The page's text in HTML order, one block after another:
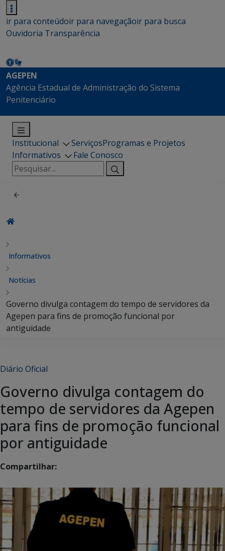
ir para conteúdoir para navegaçãoir para busca
Ouvidoria Transparência
AGEPEN
Agência Estadual de Administração do Sistema
Penitenciário
Institucional ServiçosProgramas e Projetos
Informativos
Fale Conosco
Pesquisar
por:
Informativos
Notícias
Governo divulga contagem do tempo de servidores da
Agepen para fins de promoção funcional por
antiguidade
Diário Oficial
Governo divulga contagem do
tempo de servidores da Agepen
para fins de promoção funcional
por antiguidade
Compartilhar: